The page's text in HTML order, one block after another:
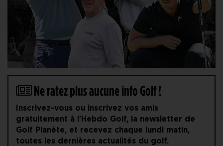
Ne ratez plus aucune info Golf !
Inscrivez-vous ou inscrivez vos amis
gratuitement à l'Hebdo Golf, la newsletter de
Golf Planète, et recevez chaque lundi matin,
toutes les dernières actualités du golf.